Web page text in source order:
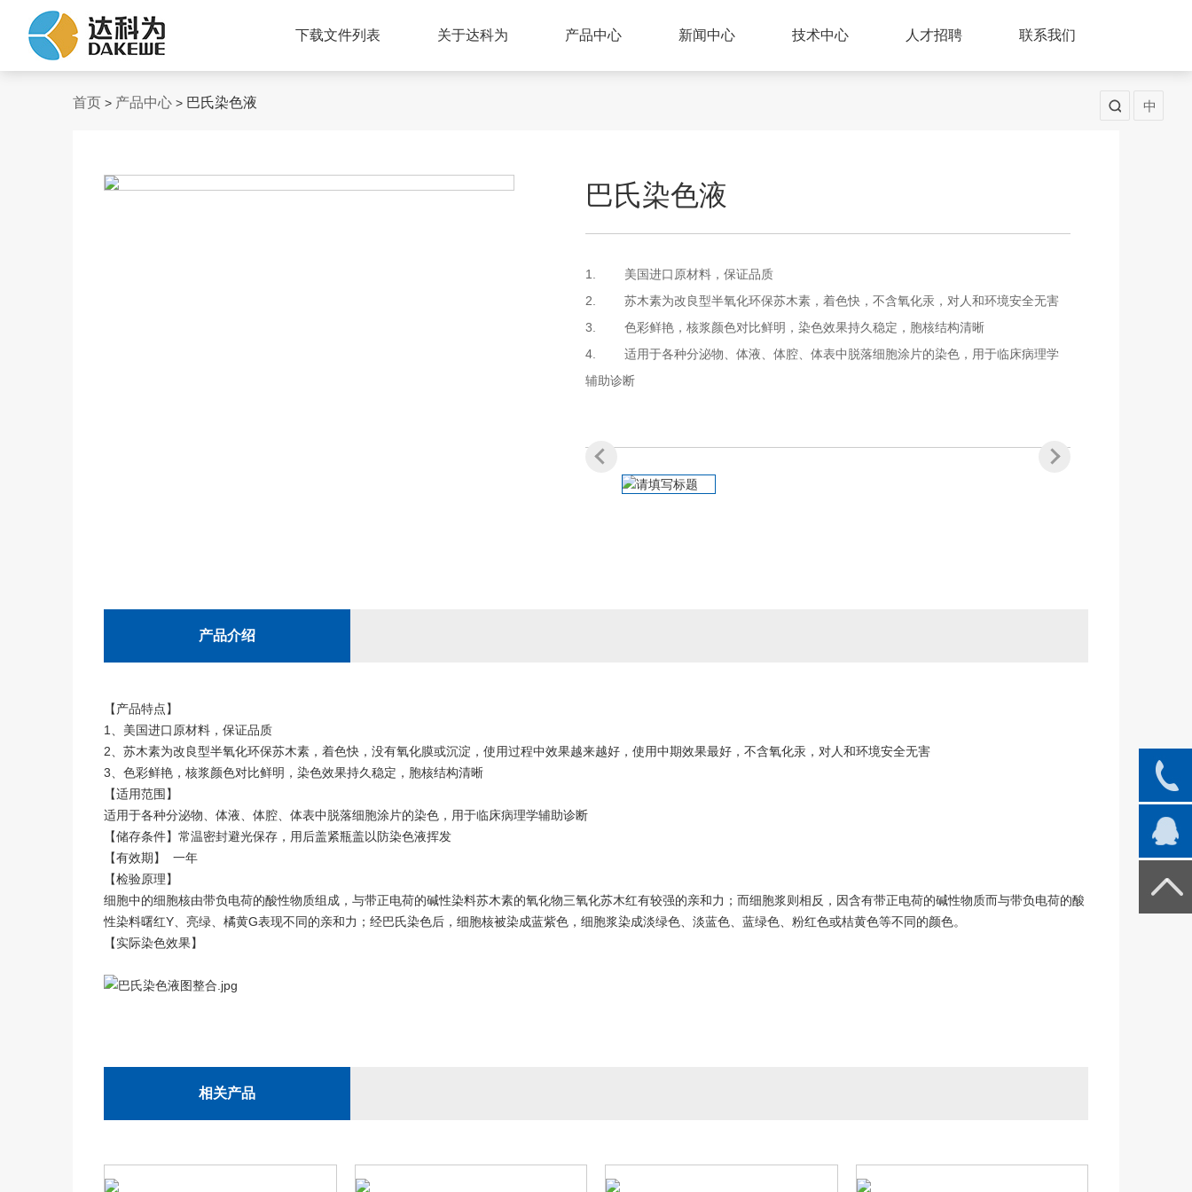
下载文件列表 关于达科为 产品中心 新闻中心 技术中心 人才招聘 联系我们
中
首页 > 产品中心 > 巴氏染色液
巴氏染色液
1. 美国进口原材料，保证品质
2. 苏木素为改良型半氧化环保苏木素，着色快，不含氧化汞，对人和环境安全无害
3. 色彩鲜艳，核浆颜色对比鲜明，染色效果持久稳定，胞核结构清晰
4. 适用于各种分泌物、体液、体腔、体表中脱落细胞涂片的染色，用于临床病理学
辅助诊断
产品介绍
【产品特点】
1、美国进口原材料，保证品质
2、苏木素为改良型半氧化环保苏木素，着色快，没有氧化膜或沉淀，使用过程中效果越来越好，使用中期效果最好，不含氧化汞，对人和环境安全无害
3、色彩鲜艳，核浆颜色对比鲜明，染色效果持久稳定，胞核结构清晰
【适用范围】
适用于各种分泌物、体液、体腔、体表中脱落细胞涂片的染色，用于临床病理学辅助诊断
【储存条件】常温密封避光保存，用后盖紧瓶盖以防染色液挥发
【有效期】 一年
【检验原理】
细胞中的细胞核由带负电荷的酸性物质组成，与带正电荷的碱性染料苏木素的氧化物三氧化苏木红有较强的亲和力；而细胞浆则相反，因含有带正电荷的碱性物质而与带负电荷的酸
性染料曙红Y、亮绿、橘黄G表现不同的亲和力；经巴氏染色后，细胞核被染成蓝紫色，细胞浆染成淡绿色、淡蓝色、蓝绿色、粉红色或桔黄色等不同的颜色。
【实际染色效果】
相关产品